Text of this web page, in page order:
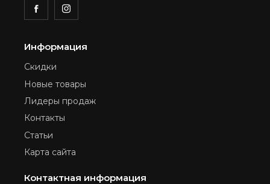
Информация
Скидки
Новые товары
Лидеры продаж
Контакты
Статьи
Карта сайта
Контактная информация